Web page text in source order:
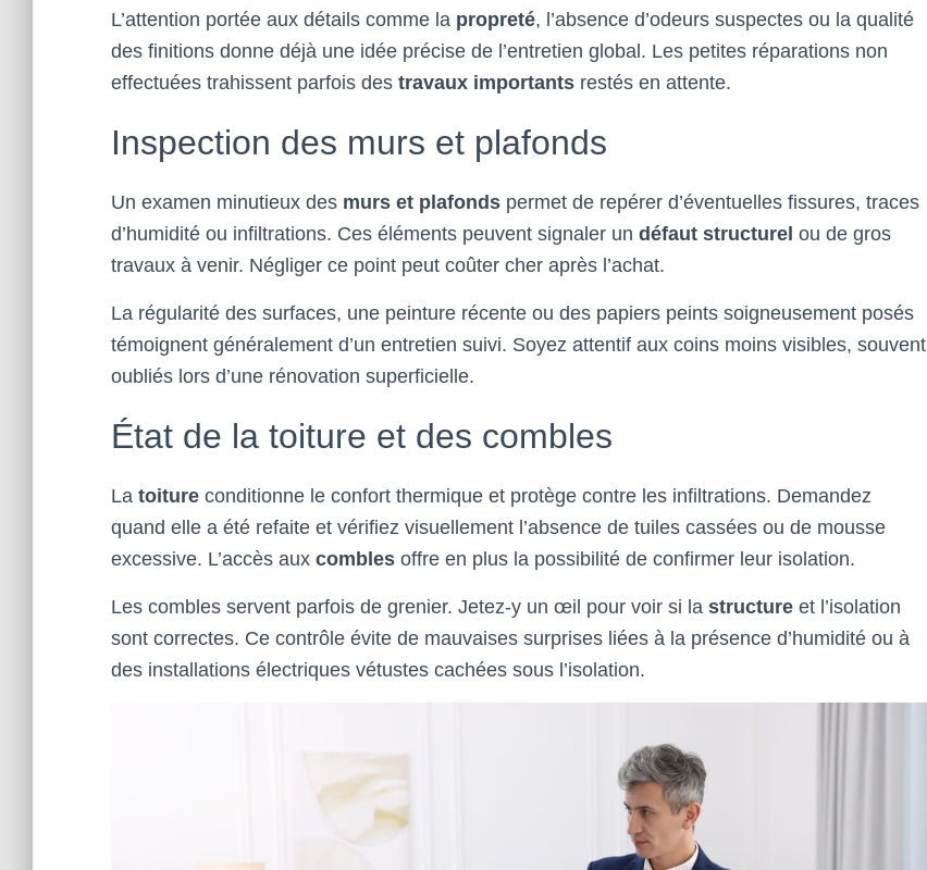
L’attention portée aux détails comme la propreté, l’absence d’odeurs suspectes ou la qualité
des finitions donne déjà une idée précise de l’entretien global. Les petites réparations non
effectuées trahissent parfois des travaux importants restés en attente.
Inspection des murs et plafonds
Un examen minutieux des murs et plafonds permet de repérer d’éventuelles fissures, traces
d’humidité ou infiltrations. Ces éléments peuvent signaler un défaut structurel ou de gros
travaux à venir. Négliger ce point peut coûter cher après l’achat.
La régularité des surfaces, une peinture récente ou des papiers peints soigneusement posés
témoignent généralement d’un entretien suivi. Soyez attentif aux coins moins visibles, souvent
oubliés lors d’une rénovation superficielle.
État de la toiture et des combles
La toiture conditionne le confort thermique et protège contre les infiltrations. Demandez
quand elle a été refaite et vérifiez visuellement l’absence de tuiles cassées ou de mousse
excessive. L’accès aux combles offre en plus la possibilité de confirmer leur isolation.
Les combles servent parfois de grenier. Jetez-y un œil pour voir si la structure et l’isolation
sont correctes. Ce contrôle évite de mauvaises surprises liées à la présence d’humidité ou à
des installations électriques vétustes cachées sous l’isolation.